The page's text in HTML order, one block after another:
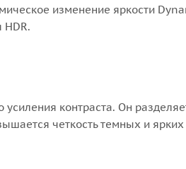
изменение яркости
HDR.
контраста. Он
четкость темных и